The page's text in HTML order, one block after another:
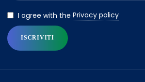
I agree with the Privacy policy